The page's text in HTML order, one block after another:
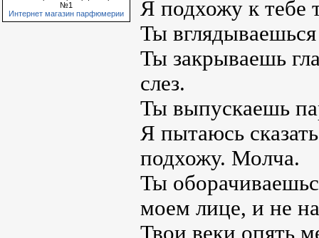
№1
Интернет магазин парфюмерии
Я подхожу к тебе
Ты
Ты закрываешь
слез.
Ты выпускаешь
Я пытаюсь
подхожу. Молча.
Ты
моем лице, и не
Твои веки опять